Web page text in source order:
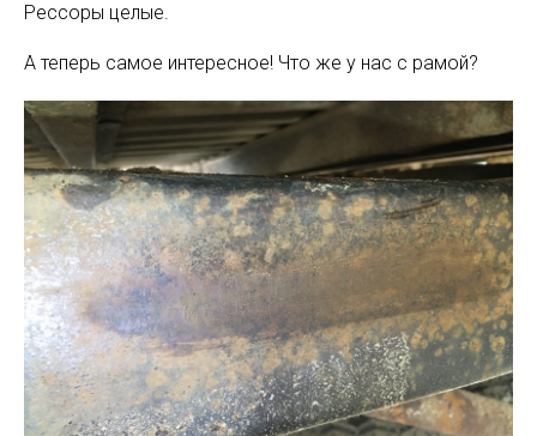
Рессоры целые.
А теперь самое интересное! Что же у нас с рамой?